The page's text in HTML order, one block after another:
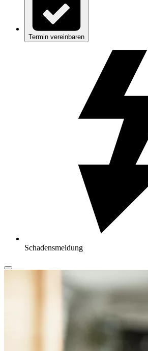
Termin vereinbaren
Schadensmeldung